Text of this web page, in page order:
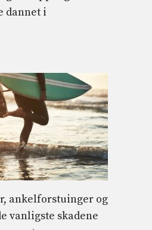
dannet i
ankelforstuinger og
vanligste skadene